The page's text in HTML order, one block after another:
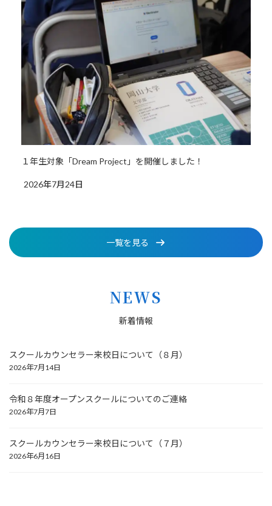
１年生対象「Dream Project」を開催しました！
2026年7月24日
一覧を見る
NEWS
新着情報
スクールカウンセラー来校日について（８月）
2026年7月14日
令和８年度オープンスクールについてのご連絡
2026年7月7日
スクールカウンセラー来校日について（７月）
2026年6月16日